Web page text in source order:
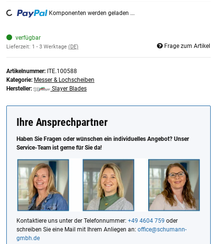
Komponenten werden geladen ...
verfügbar
Lieferzeit: 1 - 3 Werktage (DE) Frage zum Artikel
Artikelnummer: ITE.100588
Kategorie: Messer & Lochscheiben
Hersteller:
Slayer Blades
Ihre Ansprechpartner
Haben Sie Fragen oder wünschen ein individuelles Angebot? Unser
Service-Team ist gerne für Sie da!
Kontaktiere uns unter der Telefonnummer: +49 4604 759 oder
schreiben Sie eine Mail mit Ihrem Anliegen an: office@schumann-
gmbh.de